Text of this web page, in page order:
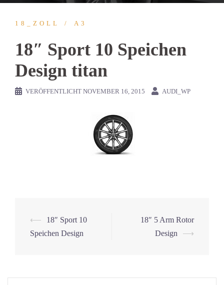
18_ZOLL A3
18″ Sport 10 Speichen
Design titan
VERÖFFENTLICHT NOVEMBER 16, 2015 AUDI_WP
Beitrags-
Navigation
⟵
18″ Sport 10
Speichen Design
18″ 5 Arm Rotor
Design
⟶